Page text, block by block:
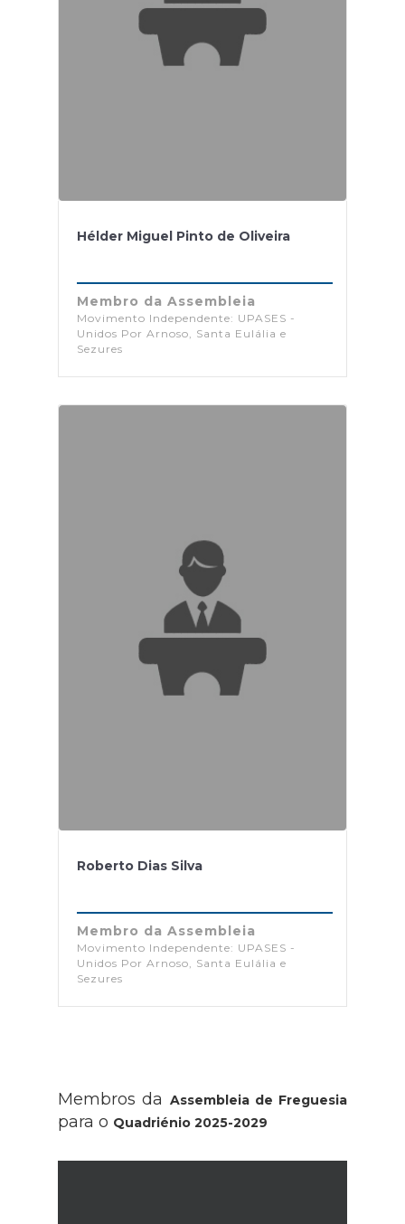
Hélder Miguel Pinto de Oliveira
Membro da Assembleia
Movimento Independente: UPASES -
Unidos Por Arnoso, Santa Eulália e
Sezures
Roberto Dias Silva
Membro da Assembleia
Movimento Independente: UPASES -
Unidos Por Arnoso, Santa Eulália e
Sezures
Membros da Assembleia de Freguesia
para o Quadriénio 2025-2029